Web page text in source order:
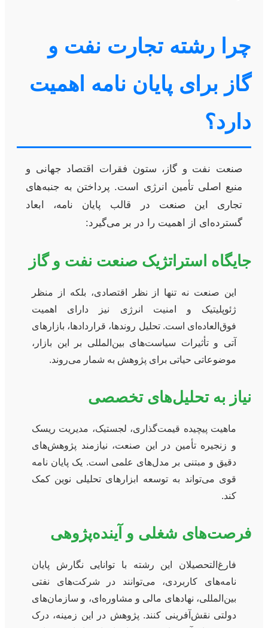
چرا رشته تجارت نفت و
گاز برای پایان نامه اهمیت
دارد؟
صنعت نفت و گاز، ستون فقرات اقتصاد جهانی و
منبع اصلی تأمین انرژی است. پرداختن به جنبه‌های
تجاری این صنعت در قالب پایان نامه، ابعاد
گسترده‌ای از اهمیت را در بر می‌گیرد:
جایگاه استراتژیک صنعت نفت و گاز
این صنعت نه تنها از نظر اقتصادی، بلکه از منظر
ژئوپلیتیک و امنیت انرژی نیز دارای اهمیت
فوق‌العاده‌ای است. تحلیل روندها، قراردادها، بازارهای
آتی و تأثیرات سیاست‌های بین‌المللی بر این بازار،
موضوعاتی حیاتی برای پژوهش به شمار می‌روند.
نیاز به تحلیل‌های تخصصی
ماهیت پیچیده قیمت‌گذاری، لجستیک، مدیریت ریسک
و زنجیره تأمین در این صنعت، نیازمند پژوهش‌های
دقیق و مبتنی بر مدل‌های علمی است. یک پایان نامه
قوی می‌تواند به توسعه ابزارهای تحلیلی نوین کمک
کند.
فرصت‌های شغلی و آینده‌پژوهی
فارغ‌التحصیلان این رشته با توانایی نگارش پایان
نامه‌های کاربردی، می‌توانند در شرکت‌های نفتی
بین‌المللی، نهادهای مالی و مشاوره‌ای، و سازمان‌های
دولتی نقش‌آفرینی کنند. پژوهش در این زمینه، درک